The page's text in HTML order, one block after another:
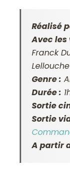
Réalisé
Avec les
Franck
Lellouche
Genre :
Durée :
Sortie
Sortie
A partir